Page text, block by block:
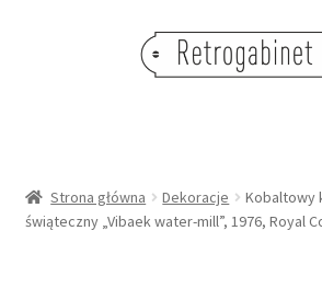
OBRAZY
Strona główna Dekoracje
Kobaltowy
świąteczny „Vibaek water-mill”, 1976, Royal